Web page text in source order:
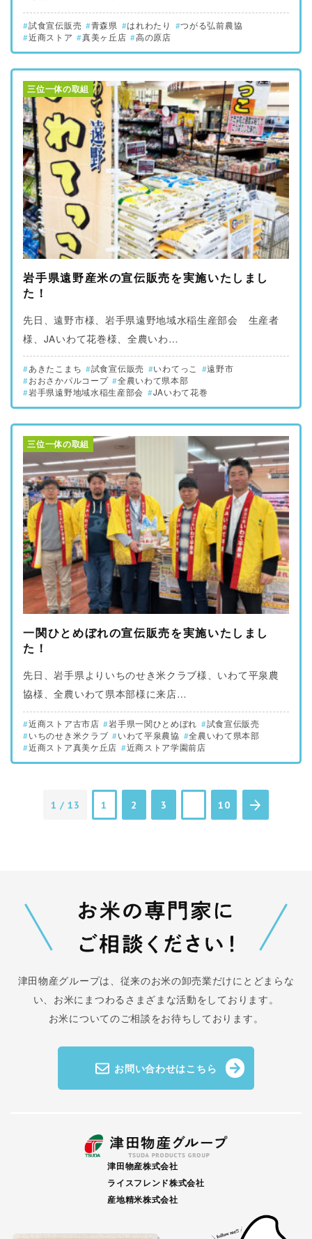
試食宣伝販売 青森県 はれわたり
つがる弘前農協
近商ストア
真美ヶ丘店 高の原店
三位一体の取組
岩手県遠野産米の宣伝販売を実施いたしまし
た！
先日、遠野市様、岩手県遠野地域水稲生産部会 生産者
様、JAいわて花巻様、全農いわ…
あきたこまち 試食宣伝販売 いわてっこ
遠野市
おおさかパルコープ
全農いわて県本部
岩手県遠野地域水稲生産部会
JAいわて花巻
三位一体の取組
一関ひとめぼれの宣伝販売を実施いたしまし
た！
先日、岩手県よりいちのせき米クラブ様、いわて平泉農
協様、全農いわて県本部様に来店…
近商ストア古市店 岩手県一関ひとめぼれ
試食宣伝販売
いちのせき米クラブ
いわて平泉農協
全農いわて県本部
近商ストア真美ケ丘店
近商ストア学園前店
1 / 13 1 2 3 10
津田物産グループは、従来のお米の卸売業だけにとどまらな
い、 お米にまつわるさまざまな活動をしております。
お米についてのご相談をお待ちしております。
お問い合わせはこちら
津田物産株式会社
ライスフレンド株式会社
産地精米株式会社